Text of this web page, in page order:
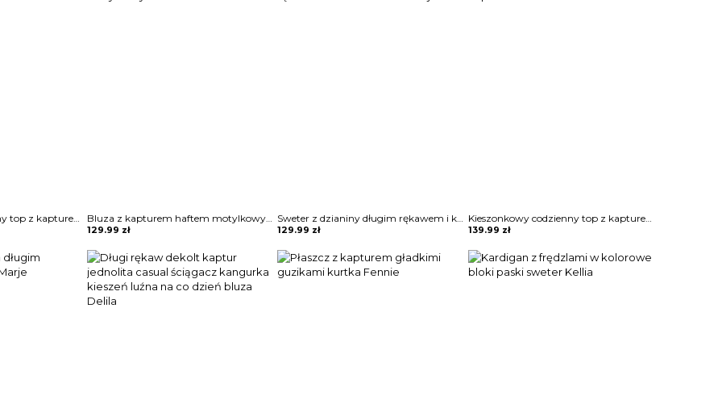
Kieszonkowy codzienny top z kapturem bluza Anthe Bluza z kapturem haftem motylkowym Sinica
129.99 zł 129.99 zł 139.99 zł